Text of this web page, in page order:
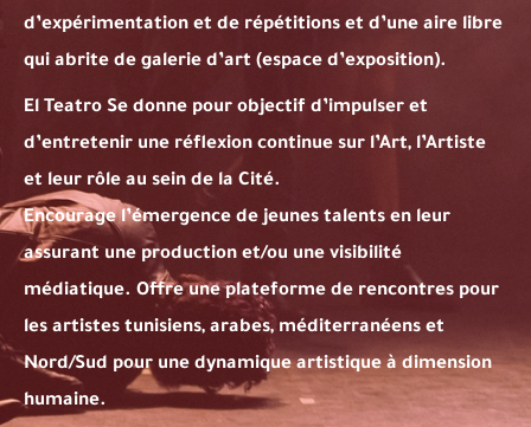
d’expérimentation et de répétitions et d’une aire libre
qui abrite de galerie d’art (espace d’exposition).
El Teatro Se donne pour objectif d’impulser et
d’entretenir une réflexion continue sur l’Art, l’Artiste
et leur rôle au sein de la Cité.
Encourage l’émergence de jeunes talents en leur
assurant une production et/ou une visibilité
médiatique. Offre une plateforme de rencontres pour
les artistes tunisiens, arabes, méditerranéens et
Nord/Sud pour une dynamique artistique à dimension
humaine.